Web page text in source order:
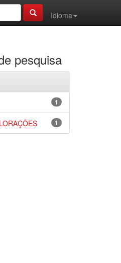
Idioma
pesquisa
1
1